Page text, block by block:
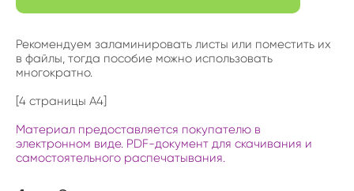
Рекомендуем заламинировать листы или поместить их
в файлы, тогда пособие можно использовать
многократно.
[4 страницы А4]
Материал предоставляется покупателю в
электронном виде. PDF-документ для скачивания и
самостоятельного распечатывания.